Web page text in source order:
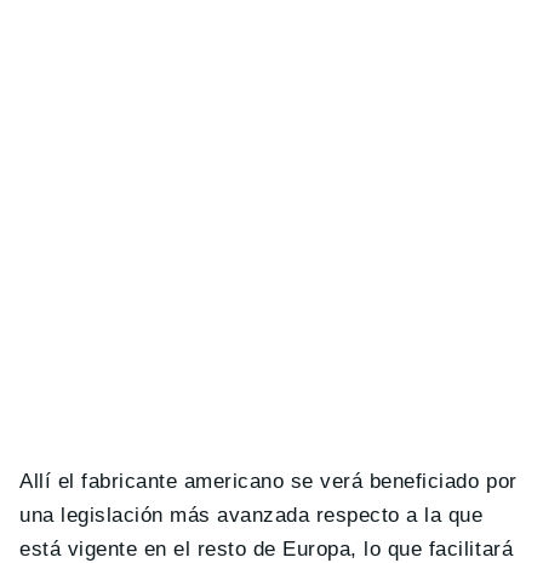
Allí el fabricante americano se verá beneficiado por
una legislación más avanzada respecto a la que
está vigente en el resto de Europa, lo que facilitará